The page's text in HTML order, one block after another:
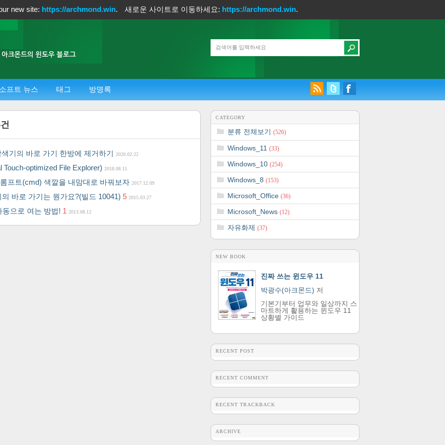
new site: https://archmond.win. 새로운 사이트로 이동하세요: https://archmond.win.
프트 뉴스 태그 방명록
건
기의 바로 가기 한방에 제거하기 2020.02.22
optimized File Explorer) 2018.08.15
프트(cmd) 색깔을 내맘대로 바꿔보자 2017.12.09
바로 가기는 뭔가요?(빌드 10041) 5 2015.03.27
으로 여는 방법! 1 2013.08.12
CATEGORY
분류 전체보기 (526)
Windows_11 (33)
Windows_10 (254)
Windows_8 (153)
Microsoft_Office (36)
Microsoft_News (12)
자유화제 (37)
NEW BOOK
진짜 쓰는 윈도우 11
박광수(아크몬드) 저
기본기부터 업무와 일상까지 스
마트하게 활용하는 윈도우 11
상황별 가이드
RECENT POST
RECENT COMMENT
RECENT TRACKBACK
ARCHIVE